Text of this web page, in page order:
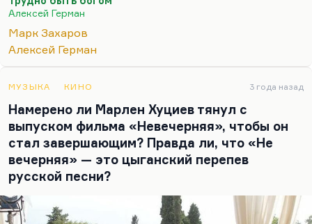
гротеск, а эстетика гротеска всегда
оптимистична, потому что реальность
превращена, преодолена. Эстетика
германовского «Трудно быть богом» — такой
надежды не оставляет, но как бы заставляет
воспарить от противного. Это фантастика,
страшно достоверная в…
Алексей Герман
Марк Захаров
Алексей Герман
МУЗЫКА КИНО 3 года назад
Намерено ли Марлен Хуциев тянул с
выпуском фильма «Невечерняя», чтобы он
стал завершающим? Правда ли, что «Не
вечерняя» — это цыганский перепев
русской песни?